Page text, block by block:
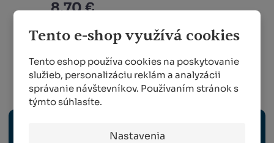
Tento e-shop využívá cookies
Tento eshop používa cookies na poskytovanie
služieb, personalizáciu reklám a analyzácii
správanie návštevníkov. Používaním stránok s
týmto súhlasíte.
Nastavenia
8,70 €
KÚPIŤ
Záhradníctvo a záhradkárstvo